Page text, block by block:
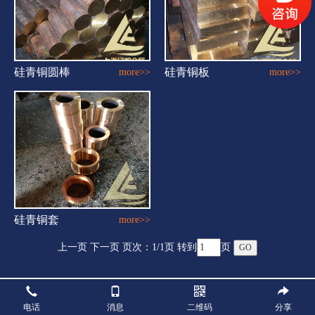
硅青铜圆棒 more>> 硅青铜板 more>>
硅青铜套 more>>
上一页 下一页 页次： 1/1页 转到 页
电话 消息 二维码 分享